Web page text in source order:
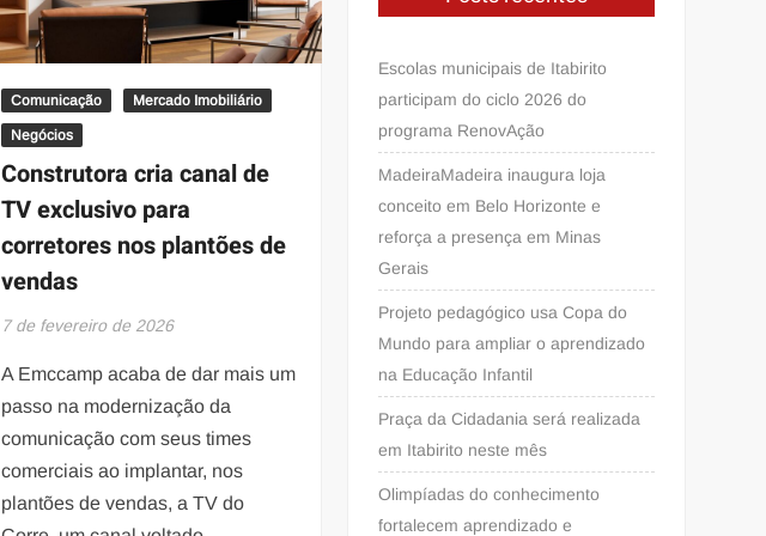
Comunicação Mercado Imobiliário
Negócios
Construtora cria canal de
TV exclusivo para
corretores nos plantões de
vendas
7 de fevereiro de 2026
A Emccamp acaba de dar mais um
passo na modernização da
comunicação com seus times
comerciais ao implantar, nos
plantões de vendas, a TV do
Escolas municipais de Itabirito
participam do ciclo 2026 do
programa RenovAção
MadeiraMadeira inaugura loja
conceito em Belo Horizonte e
reforça a presença em Minas
Gerais
Projeto pedagógico usa Copa do
Mundo para ampliar o aprendizado
na Educação Infantil
Praça da Cidadania será realizada
em Itabirito neste mês
Olimpíadas do conhecimento
fortalecem aprendizado e